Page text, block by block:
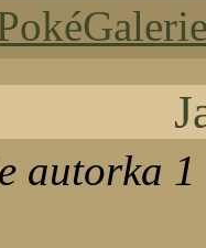
autorka